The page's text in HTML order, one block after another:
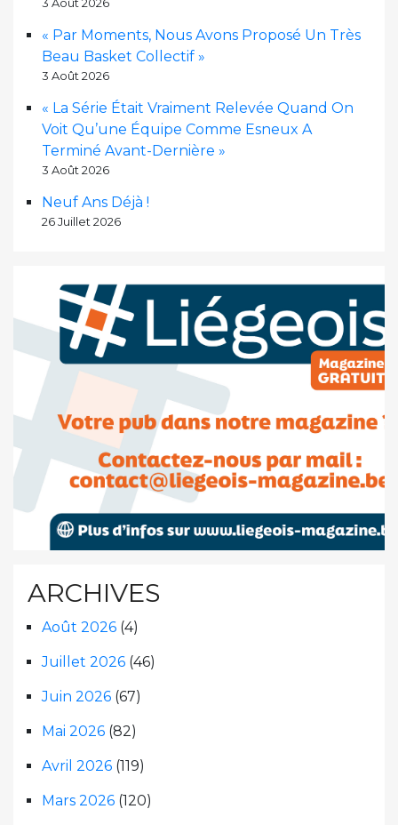
« Par Moments, Nous Avons Proposé Un Très
Beau Basket Collectif »
3 Août 2026
« La Série Était Vraiment Relevée Quand On
Voit Qu’une Équipe Comme Esneux A
Terminé Avant-Dernière »
3 Août 2026
Neuf Ans Déjà !
26 Juillet 2026
ARCHIVES
Août 2026 (4)
Juillet 2026 (46)
Juin 2026 (67)
Mai 2026 (82)
Avril 2026 (119)
Mars 2026 (120)